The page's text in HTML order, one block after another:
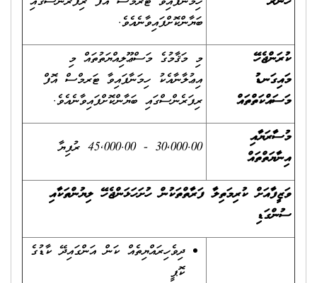
ބަޔާންކޮށްފައިވާނެއެވެ.
ކުރަންޖެހޭ
މައިގަނޑު
މަސައްކަތްތައް
މި މަޤާމުގެ މަސްޢޫލިއްޔަތުތައް މި
އިޢުލާނާއެކު ހިމަނާފައިވާ ޓަރމްސް އޮފް
ރިފަރެންސްގައި ބަޔާންކޮށްފައިވާނެއެވެ.
މުސާރަޔާއި
އިނާޔަތްތައް
30,000.00 - 45,000.00 ރުފިޔާ
ވަޒީފާއަށް ކުރިމަތިލާ ފަރާތްތަކުން ހުށަހަޅަންޖެހޭ ލިޔުންތަކާއި
ސުންގަޑި
ދިވެހިރައްޔިތެއް ކަން އަންގައިދޭ ކާޑުގެ
ކޮޕީ